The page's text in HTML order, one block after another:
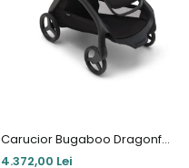
Carucior Bugaboo Dragonfly
Black/Forest Green
4.372,00 Lei